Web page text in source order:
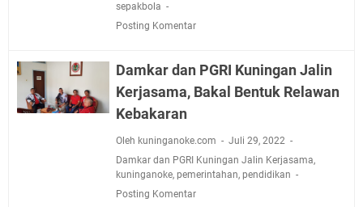
sepakbola
Posting Komentar
Damkar dan PGRI Kuningan Jalin
Kerjasama, Bakal Bentuk Relawan
Kebakaran
Oleh kuninganoke.com
Juli 29, 2022
Damkar dan PGRI Kuningan Jalin Kerjasama,
kuninganoke, pemerintahan, pendidikan
Posting Komentar